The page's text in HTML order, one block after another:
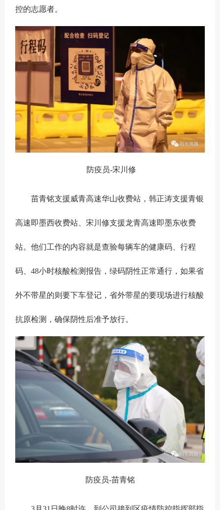
控的志愿者。
防疫员-宋川修
苗青铭支援威青高速华山收费站，韩正涛支援青银
高速即墨西收费站、宋川修支援龙青高速即墨东收费
站。他们工作的内容就是查验每辆车的健康码、行程
码、48小时核酸检测报告，绿码阴性正常通行，如果省
外不带星的则要下车登记，省外带星的要现场进行核酸
抗原检测，确保阴性后准予放行。
防疫员-苗青铭